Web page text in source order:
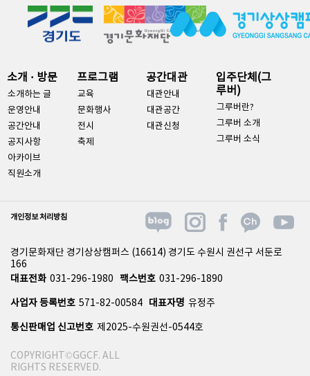
소개 · 방문
소개하는 글
운영안내
공간안내
공지사항
아카이브
직원소개
프로그램
교육
문화행사
전시
축제
공간대관
대관안내
대관공간
대관신청
입주단체(그
루버)
그루버란?
그루버 소개
그루버 소식
개인정보 처리방침
경기문화재단 경기상상캠퍼스 (16614) 경기도 수원시 권선구 서둔로
166
대표전화 031-296-1980 팩스번호 031-296-1890
사업자 등록번호 571-82-00584 대표자명 유정주
통신판매업 신고번호 제2025-수원권선-0544호
COPYRIGHT©GGCF. ALL
RIGHTS RESERVED.